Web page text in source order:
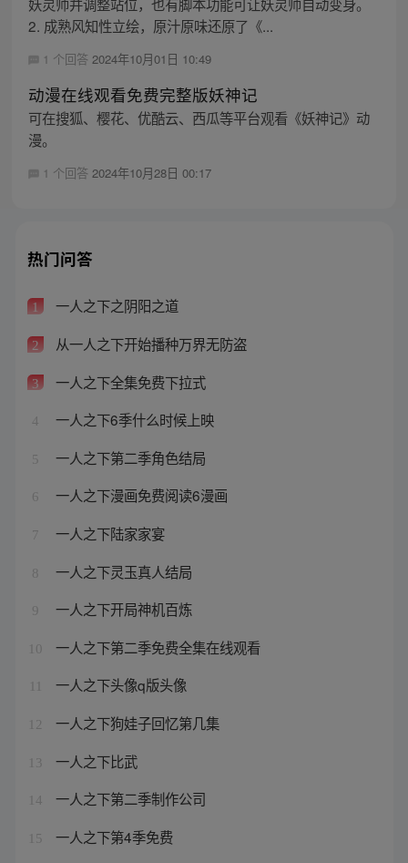
2. 成熟风知性立绘，原汁原味还原了《...
1 个回答 2024年10月01日 10:49
动漫在线观看免费完整版妖神记
可在搜狐、樱花、优酷云、西瓜等平台观看《妖神记》动
漫。
1 个回答 2024年10月28日 00:17
热门问答
1 一人之下之阴阳之道
2 从一人之下开始播种万界无防盗
3 一人之下全集免费下拉式
4 一人之下6季什么时候上映
5 一人之下第二季角色结局
6 一人之下漫画免费阅读6漫画
7 一人之下陆家家宴
8 一人之下灵玉真人结局
9 一人之下开局神机百炼
10 一人之下第二季免费全集在线观看
一人之下头像q版头像
12 一人之下狗娃子回忆第几集
13 一人之下比武
14 一人之下第二季制作公司
15 一人之下第4季免费